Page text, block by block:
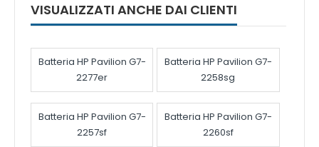
VISUALIZZATI ANCHE DAI CLIENTI
Batteria HP Pavilion G7-
2277er
Batteria HP Pavilion G7-
2258sg
Batteria HP Pavilion G7-
2257sf
Batteria HP Pavilion G7-
2260sf